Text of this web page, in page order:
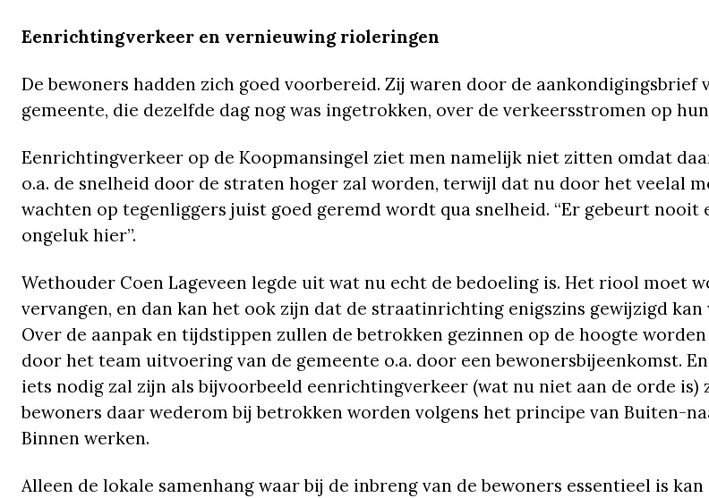
Eenrichtingverkeer en vernieuwing rioleringen
De bewoners hadden zich goed voorbereid. Zij waren door de aankondigingsbrief
gemeente, die dezelfde dag nog was ingetrokken, over de verkeersstromen op
Eenrichtingverkeer op de Koopmansingel ziet men namelijk niet zitten omdat
o.a. de snelheid door de straten hoger zal worden, terwijl dat nu door het veelal
wachten op tegenliggers juist goed geremd wordt qua snelheid. “Er gebeurt nooit
ongeluk hier”.
Wethouder Coen Lageveen legde uit wat nu echt de bedoeling is. Het riool moet
vervangen, en dan kan het ook zijn dat de straatinrichting enigszins gewijzigd kan
Over de aanpak en tijdstippen zullen de betrokken gezinnen op de hoogte
door het team uitvoering van de gemeente o.a. door een bewonersbijeenkomst.
iets nodig zal zijn als bijvoorbeeld eenrichtingverkeer (wat nu niet aan de orde is)
bewoners daar wederom bij betrokken worden volgens het principe van Buiten-
Binnen werken.
Alleen de lokale samenhang waar bij de inbreng van de bewoners essentieel is kan